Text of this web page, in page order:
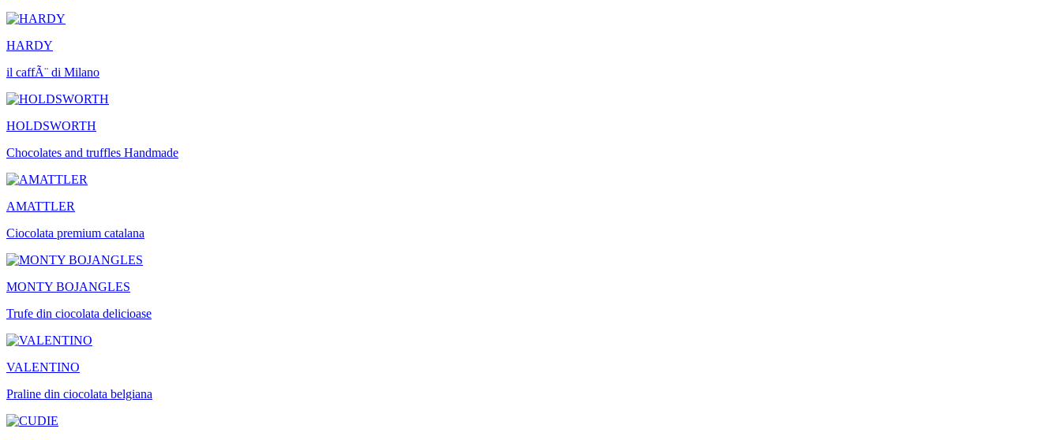
HARDY
il caffÃ¨ di Milano
HOLDSWORTH
Chocolates and truffles Handmade
AMATTLER
Ciocolata premium catalana
MONTY BOJANGLES
Trufe din ciocolata delicioase
VALENTINO
Praline din ciocolata belgiana